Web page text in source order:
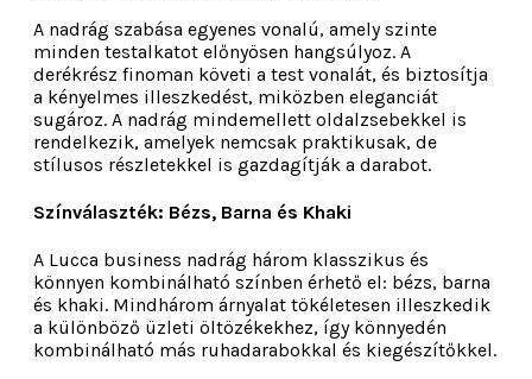
A nadrág szabása egyenes vonalú, amely szinte
minden testalkatot előnyösen hangsúlyoz. A
derékrész finoman követi a test vonalát, és biztosítja
a kényelmes illeszkedést, miközben eleganciát
sugároz. A nadrág mindemellett oldalzsebekkel is
rendelkezik, amelyek nemcsak praktikusak, de
stílusos részletekkel is gazdagítják a darabot.
Színválaszték: Bézs, Barna és Khaki
A Lucca business nadrág három klasszikus és
könnyen kombinálható színben érhető el: bézs, barna
és khaki. Mindhárom árnyalat tökéletesen illeszkedik
a különböző üzleti öltözékekhez, így könnyedén
kombinálható más ruhadarabokkal és kiegészítőkkel.